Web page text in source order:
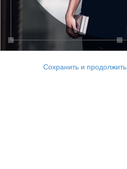
Сохранить и продолжить